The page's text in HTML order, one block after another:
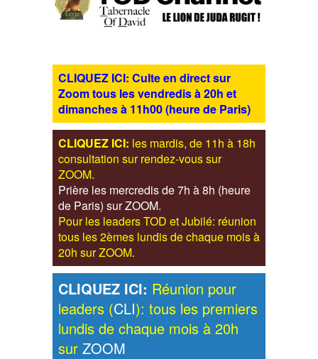
CLIQUEZ ICI: Culte en direct sur
Zoom tous les vendredis à 20h et
dimanches à 11h00 (heure de Paris)
CLIQUEZ ICI: les mardis, de 11h à 18h
consultation sur rendez-vous sur
ZOOM.
Prière les mercredis de 7h à 8h (heure
de Paris) sur ZOOM.
Pour les leaders TOD et Jubilé: réunion
tous les 2èmes lundis de chaque mois à
20h sur ZOOM.
CLIQUEZ ICI: Réunion pour
leaders (CLI): tous les premiers
lundis de chaque mois à 20h
sur ZOOM